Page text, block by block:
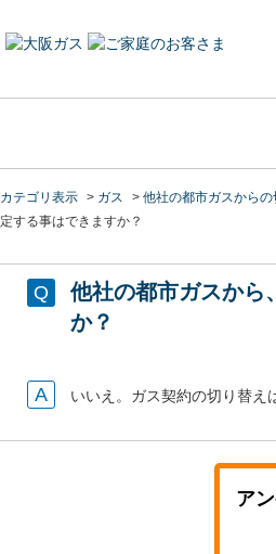
カテゴリ表示 > ガス > 他社の都市ガスからの
定する事はできますか？
他社の都市ガスから
か？
いいえ。ガス契約の切り替え
ア